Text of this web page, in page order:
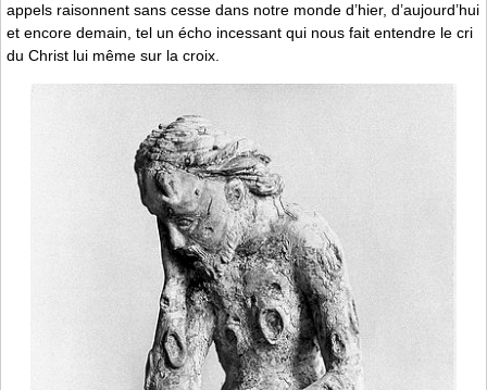
appels raisonnent sans cesse dans notre monde d’hier, d’aujourd’hui
et encore demain, tel un écho incessant qui nous fait entendre le cri
du Christ lui même sur la croix.